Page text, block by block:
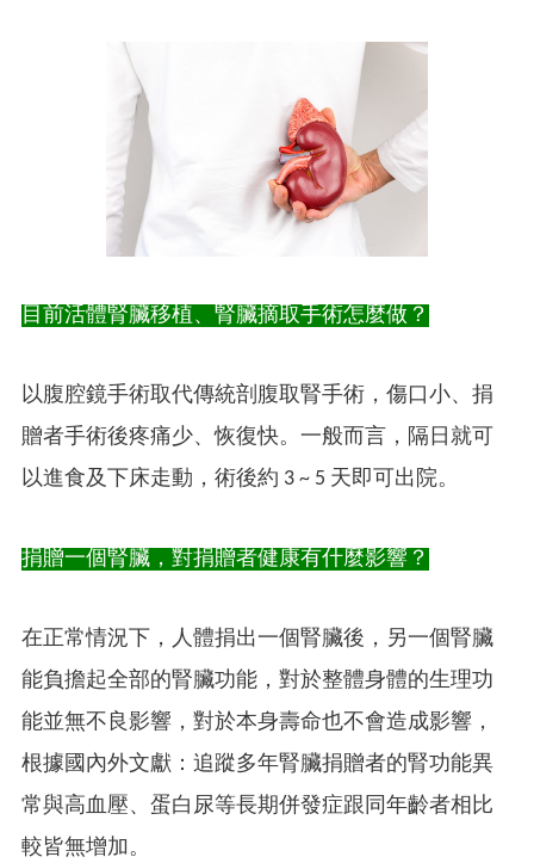
目前活體腎臟移植、腎臟摘取手術怎麼做？
以腹腔鏡手術取代傳統剖腹取腎手術，傷口小、捐
贈者手術後疼痛少、恢復快。一般而言，隔日就可
以進食及下床走動，術後約 3 ~ 5 天即可出院。
捐贈一個腎臟，對捐贈者健康有什麼影響？
在正常情況下，人體捐出一個腎臟後，另一個腎臟
能負擔起全部的腎臟功能，對於整體身體的生理功
能並無不良影響，對於本身壽命也不會造成影響，
根據國內外文獻：追蹤多年腎臟捐贈者的腎功能異
常與高血壓、蛋白尿等長期併發症跟同年齡者相比
較皆無增加。